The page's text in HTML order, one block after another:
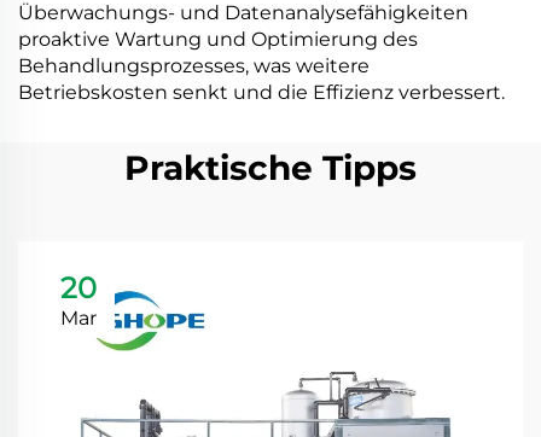
Überwachungs- und Datenanalysefähigkeiten
proaktive Wartung und Optimierung des
Behandlungsprozesses, was weitere
Betriebskosten senkt und die Effizienz verbessert.
Praktische Tipps
20
Mar